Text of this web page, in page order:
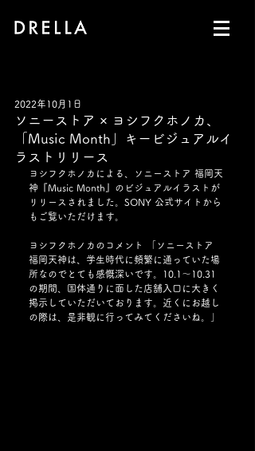
ソニーストア × ヨシフクホノカ、
「Music Month」キービジュアルイ
ラストリリース
2022年10月1日
ヨシフクホノカによる、ソニーストア 福岡天
神『Music Month』のビジュアルイラストが
リリースされました。SONY 公式サイトから
もご覧いただけます。
ヨシフクホノカのコメント 「ソニーストア
福岡天神は、学生時代に頻繁に通っていた場
所なのでとても感慨深いです。10.1〜10.31
の期間、国体通りに面した店舗入口に大きく
掲示していただいております。近くにお越し
の際は、是非観に行ってみてくださいね。」